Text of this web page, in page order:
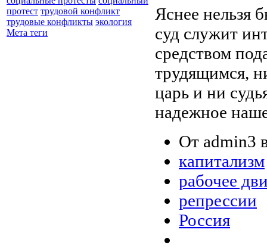
протест трудовой конфликт
трудовые конфликты экология
Мета теги
Яснее нельзя
суд служит
средством
трудящимся,
царь и ни
надежное
От admin3
капитализм
рабочее
репрессии
Россия